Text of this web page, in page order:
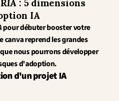
IA : 5 dimensions
IA
pour débuter booster votre
canva reprend les grandes
nous pourrons développer
d'adoption.
d'un projet IA